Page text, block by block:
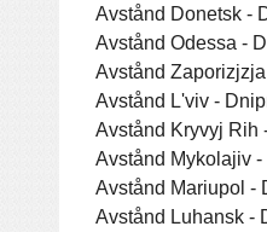
Avstånd Donetsk -
Avstånd Odessa -
Avstånd
Avstånd L'viv -
Avstånd Kryvyj Rih
Avstånd Mykolajiv
Avstånd Mariupol -
Avstånd Luhansk -